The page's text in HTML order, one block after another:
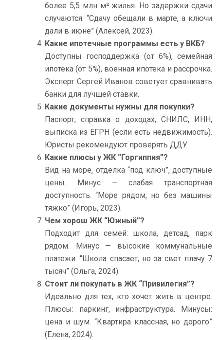
более 5,5 млн м² жилья. Но задержки сдачи
случаются. “Сдачу обещали в марте, а ключи
дали в июне” (Алексей, 2023).
Какие ипотечные программы есть у ВКБ?
Доступны господдержка (от 6%), семейная
ипотека (от 5%), военная ипотека и рассрочка.
Эксперт Сергей Иванов советует сравнивать
банки для лучшей ставки.
Какие документы нужны для покупки?
Паспорт, справка о доходах, СНИЛС, ИНН,
выписка из ЕГРН (если есть недвижимость).
Юристы рекомендуют проверять ДДУ.
Какие плюсы у ЖК “Горгиппия”?
Вид на море, отделка “под ключ”, доступные
цены. Минус — слабая транспортная
доступность. “Море рядом, но без машины
тяжко” (Игорь, 2023).
Чем хорош ЖК “Южный”?
Подходит для семей: школа, детсад, парк
рядом. Минус — высокие коммунальные
платежи. “Школа спасает, но за свет плачу 7
тысяч” (Ольга, 2024).
Стоит ли покупать в ЖК “Привилегия”?
Идеально для тех, кто хочет жить в центре.
Плюсы: паркинг, инфраструктура. Минусы:
цена и шум. “Квартира классная, но дорого”
(Елена, 2024).